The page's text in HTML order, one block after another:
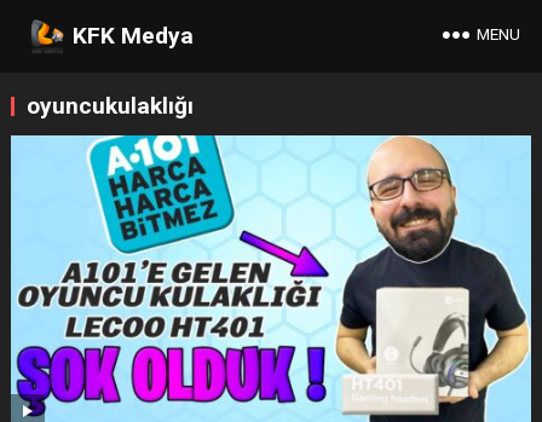
KFK Medya MENU
oyuncukulaklığı